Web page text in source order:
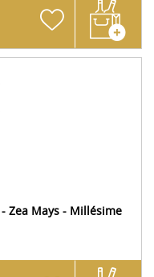
Zea Mays - Millésime